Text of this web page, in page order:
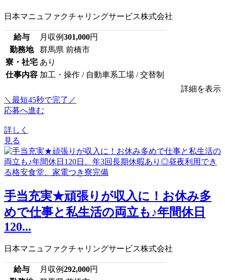
日本マニュファクチャリングサービス株式会社
給与 月収例301,000円
勤務地
群馬県 前橋市
寮・社宅 あり
仕事内容 加工・操作 / 自動車系工場 / 交替制
詳細を表示
＼最短45秒で完了／
応募へ進む
詳しく
見る
手当充実★頑張りが収入に！お休み多
めで仕事と私生活の両立も♪年間休日
120...
日本マニュファクチャリングサービス株式会社
給与 月収例292,000円